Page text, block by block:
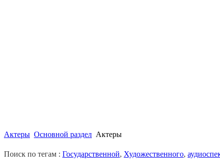
Актеры Основной раздел Актеры
Поиск по тегам : Государственной, Художественного,